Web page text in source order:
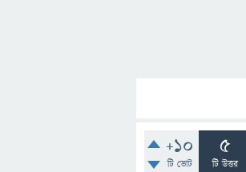
+10
টি ভোট
5
টি উত্তর